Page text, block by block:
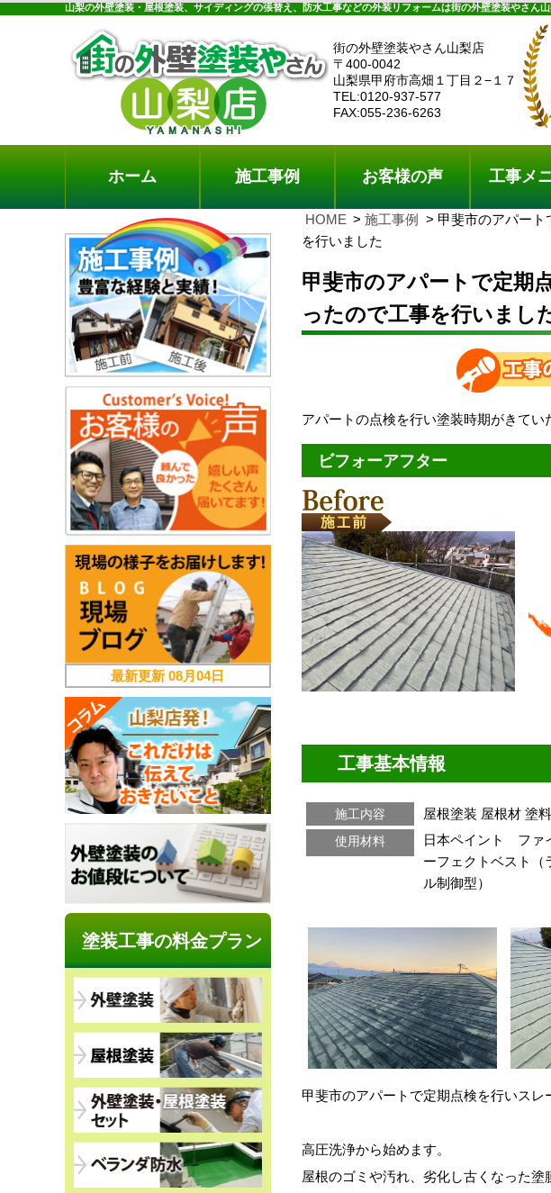
山梨の外壁塗装・屋根塗装、サイディングの張替え、防水工事などの外装リフォームは街の外壁塗装やさん山
街の外壁塗装やさん山梨店
〒400-0042
山梨県甲府市高畑１丁目２−１７
TEL:0120-937-577
FAX:055-236-6263
ホーム 施工事例 お客様の声 工事メ
HOME 施工事例
甲斐市のアパー
を行いました
甲斐市のアパートで定期
ったので工事を行いまし
アパートの点検を行い塗装時期がきて
ビフォーアフター
工事基本情報
施工内容 屋根塗装 屋根材 塗料
使用材料
日本ペイント ファ
ーフェクトベスト（
ル制御型）
甲斐市のアパートで定期点検を行いスレ
高圧洗浄から始めます。
屋根のゴミや汚れ、劣化し古くなった塗
最新更新08月04日
塗装工事の料金プラン